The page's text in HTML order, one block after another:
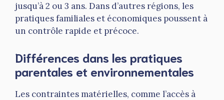
jusqu’à 2 ou 3 ans. Dans d’autres régions, les
pratiques familiales et économiques poussent à
un contrôle rapide et précoce.
Différences dans les pratiques
parentales et environnementales
Les contraintes matérielles, comme l’accès à